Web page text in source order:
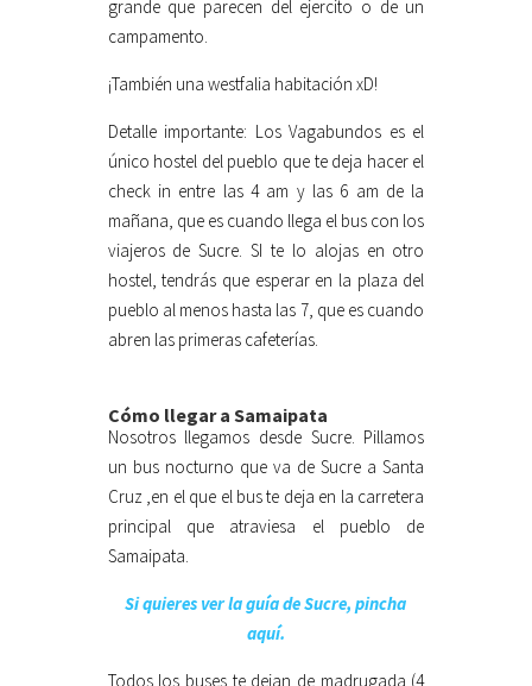
grande que parecen del ejercito o de un
campamento.
¡También una westfalia habitación xD!
Detalle importante: Los Vagabundos es el
único hostel del pueblo que te deja hacer el
check in entre las 4 am y las 6 am de la
mañana, que es cuando llega el bus con los
viajeros de Sucre. SI te lo alojas en otro
hostel, tendrás que esperar en la plaza del
pueblo al menos hasta las 7, que es cuando
abren las primeras cafeterías.
Cómo llegar a Samaipata
Nosotros llegamos desde Sucre. Pillamos
un bus nocturno que va de Sucre a Santa
Cruz ,en el que el bus te deja en la carretera
principal que atraviesa el pueblo de
Samaipata.
Si quieres ver la guía de Sucre, pincha
aquí.
Todos los buses te dejan de madrugada (4